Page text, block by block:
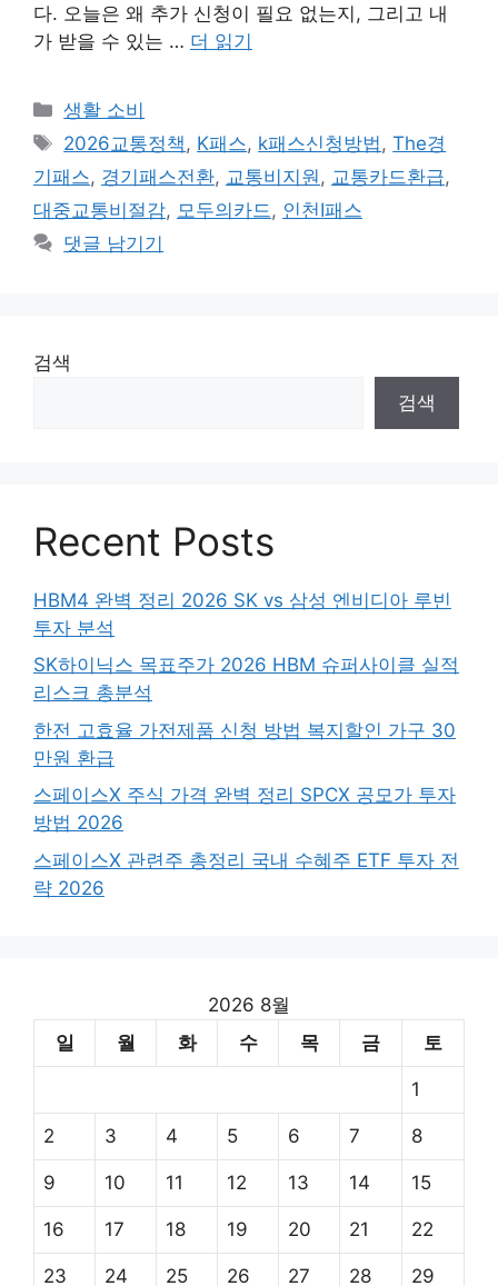
다. 오늘은 왜 추가 신청이 필요 없는지, 그리고 내
가 받을 수 있는 … 더 읽기
카
테
리
생활 소비
태
그
2026교통정책 , K패스, k패스신청방법 ,The경
기패스, 경기패스전환, 교통비지원 , 교통카드환급,
대중교통비절감, 모두의카드 , 인천I패스
댓글 남기기
검색
검색
Recent Posts
HBM4 완벽 정리 2026 SK vs 삼성 엔비디아 루빈
투자 분석
SK하이닉스 목표주가 2026 HBM 슈퍼사이클 실적
리스크 총분석
한전 고효율 가전제품 신청 방법 복지할인 가구 30
만원 환급
스페이스X 주식 가격 완벽 정리 SPCX 공모가 투자
방법 2026
스페이스X 관련주 총정리 국내 수혜주 ETF 투자 전
략 2026
2026 8월
일
월 화 수 목 금 토
1
2 3 4 5 6 7 8
9 10 11 12 13 14 15
16 17 18 19 20 21 22
23 24 25 26 27 28 29